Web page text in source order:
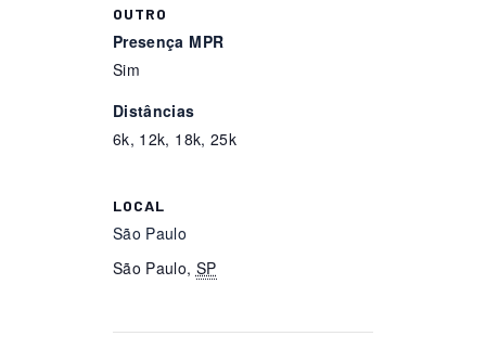
LOCAL
São Paulo
São Paulo, SP
OUTRO
Presença MPR
Sim
Distâncias
6k, 12k, 18k, 25k